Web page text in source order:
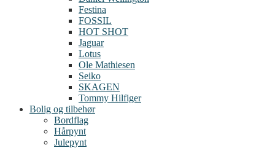
Festina
FOSSIL
HOT SHOT
Jaguar
Lotus
Ole Mathiesen
Seiko
SKAGEN
Tommy Hilfiger
Bolig og tilbehør
Bordflag
Hårpynt
Julepynt